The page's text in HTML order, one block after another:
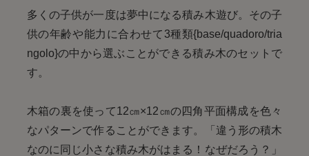
多くの子供が一度は夢中になる積み木遊び。その子
供の年齢や能力に合わせて3種類{base/quadoro/tria
ngolo}の中から選ぶことができる積み木のセットで
す。
木箱の裏を使って12㎝×12㎝の四角平面構成を色々
なパターンで作ることができます。「違う形の積木
なのに同じ小さな積み木がはまる！なぜだろう？」